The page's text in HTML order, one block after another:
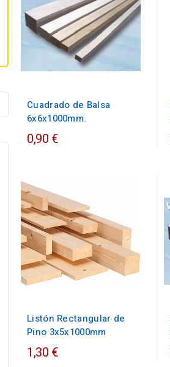
Cuadrado de Balsa
6x6x1000mm.
0,90 €
Listón Rectangular de
Pino 3x5x1000mm
1,30 €